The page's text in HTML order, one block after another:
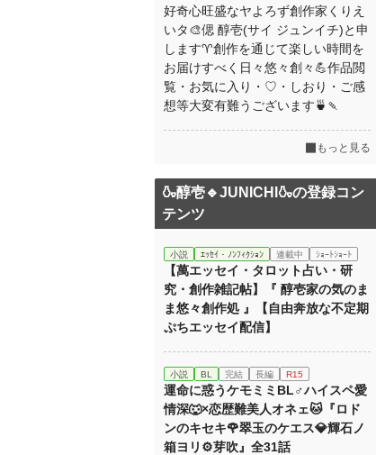
好奇心旺盛なヤよろず創作家くりえ
いタ🎨偲 醇壱(サイ ジュンイチ)と申
します♈創作を通じて楽しい時間を
お届けすべく日々悠々創々💪作品閲
覧・お気に入り・♡・しおり・ご感
想等大変有難うございます🍵🍡
もっと見る
🍶醇壱🔹JUNICHI🍶の登録コン
テンツ
小説 ｴｯｾｲ・ﾉﾝﾌｨｸｼｮﾝ 連載中 ｼｮｰﾄｼｮｰﾄ
【萬エッセイ・タロット占い・研
究・創作雑記帖】『 醇壱家の気のま
ま悠々創作処 』【自由奔放な不定期
ぷちエッセイ配信】
小説 BL 完結 長編 R15
運命に惑うケモミミBL♂ハイスペ愛
情深🐺×恋歴難美人オネェ🐱『ロド
ンのキセキ🌹翠玉のケエス💎輝石ノ
箱ヨリ⚙️芽吹』全31話